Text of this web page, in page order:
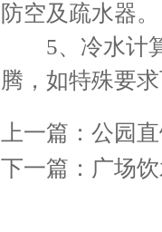
防空及疏水器。
5、冷水计算
腾，如特殊要
上一篇： 公园
下一篇： 广场